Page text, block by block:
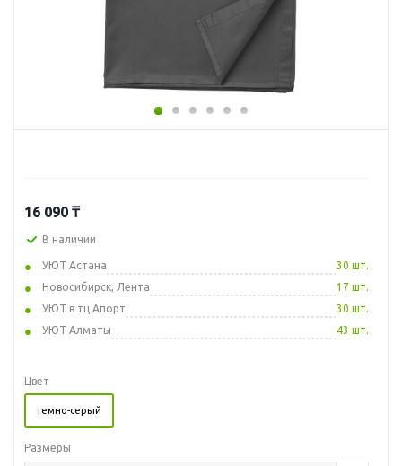
16 090 ₸
В наличии
УЮТ Астана
30 шт.
Новосибирск, Лента
17 шт.
УЮТ в тц Апорт
30 шт.
УЮТ Алматы
43 шт.
Цвет
темно-серый
Размеры